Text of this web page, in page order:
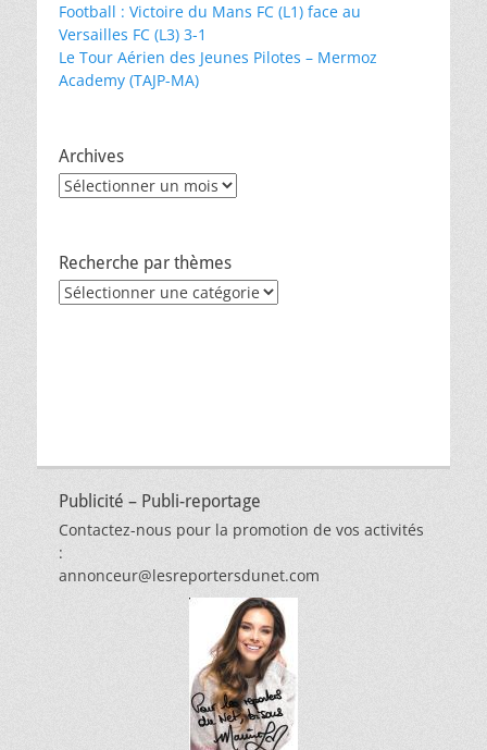
Football : Victoire du Mans FC (L1) face au
Versailles FC (L3) 3-1
Le Tour Aérien des Jeunes Pilotes – Mermoz
Academy (TAJP-MA)
Archives
Archives
Recherche par thèmes
Recherche
Publicité – Publi-reportage
Contactez-nous pour la promotion de vos activités
:
annonceur@lesreportersdunet.com